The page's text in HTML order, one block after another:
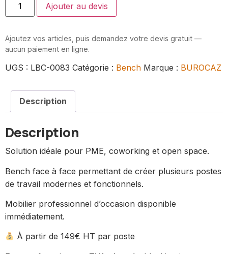
Ajouter au devis
Ajoutez vos articles, puis demandez votre devis gratuit —
aucun paiement en ligne.
UGS : LBC-0083 Catégorie : Bench Marque : BUROCAZ
Description
Description
Solution idéale pour PME, coworking et open space.
Bench face à face permettant de créer plusieurs postes
de travail modernes et fonctionnels.
Mobilier professionnel d’occasion disponible
immédiatement.
À partir de 149€ HT par poste